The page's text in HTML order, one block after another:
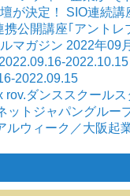
が決定！ SIO連続講
携公開講座｢アント
マガジン 2022年09
2022.10.15
2022.09.15
rov.ダンススクール
ットジャパングルー
ルウィーク／大阪起